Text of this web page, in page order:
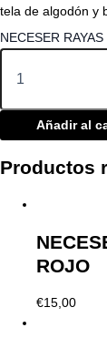
tela de algodón y
NECESER
Añadir al
Productos
ROJO
€15,00